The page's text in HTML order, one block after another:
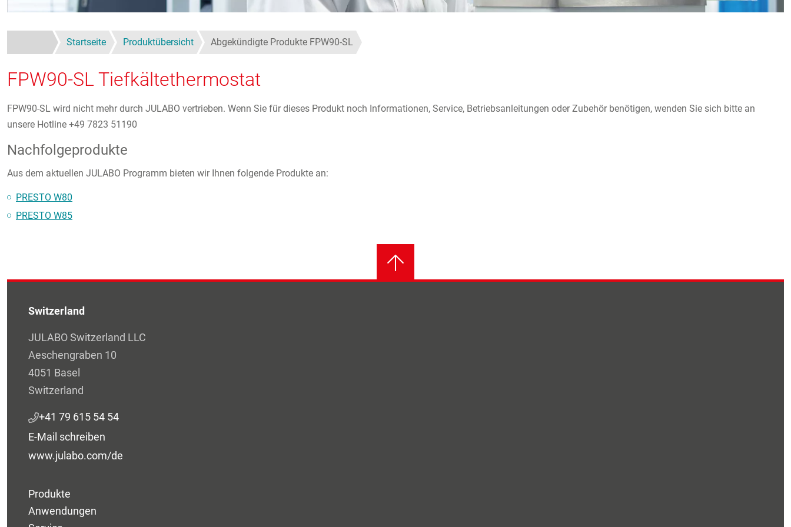
Startseite Produktübersicht Abgekündigte Produkte FPW90-SL
FPW90-SL Tiefkältethermostat
FPW90-SL wird nicht mehr durch JULABO vertrieben. Wenn Sie für dieses Produkt noch Informationen, Service, Betriebsanleitungen oder Zubehör benötigen, wenden Sie sich bitte an
unsere Hotline +49 7823 51190
Nachfolgeprodukte
Aus dem aktuellen JULABO Programm bieten wir Ihnen folgende Produkte an:
PRESTO W80
PRESTO W85
Switzerland
JULABO Switzerland LLC
Aeschengraben 10
4051 Basel
Switzerland
+41 79 615 54 54
E-Mail schreiben
www.julabo.com/de
Produkte
Anwendungen